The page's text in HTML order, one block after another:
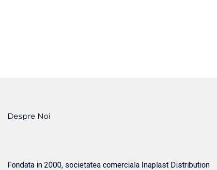
Despre Noi
Fondata in 2000, societatea comerciala Inaplast Distribution